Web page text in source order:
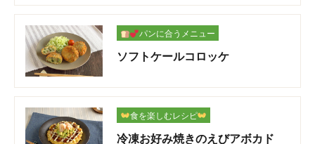
パンに合うメニュー
ソフトケールコロッケ
食を楽しむレシピ
冷凍お好み焼きのえびアボカド